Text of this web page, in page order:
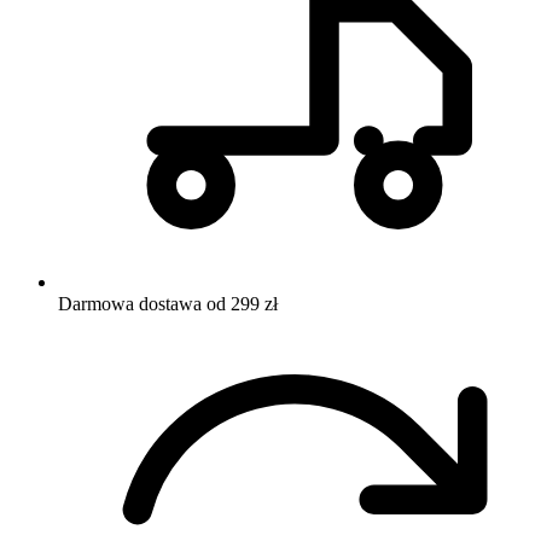
Darmowa dostawa od 299 zł